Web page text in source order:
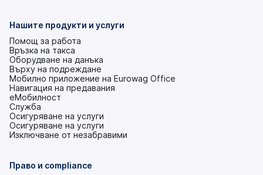
нов
Нашите продукти и услуги
Помощ за работа
Връзка на такса
Оборудване на данъка
Върху на подреждане
Мобилно приложение на Eurowag Office
Навигация на предавания
еМобилност
Служба
Осигуряване на услуги
Осигуряване на услуги
Изключване от незабравими
Право и compliance